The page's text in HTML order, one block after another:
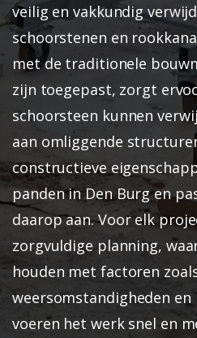
veilig en vakkundig
schoorstenen en
met de traditionele
zijn toegepast, zorgt
schoorsteen kunnen
aan omliggende
constructieve
panden in Den Burg en
daarop aan.Voor elk
zorgvuldige planning,
houden met factoren
weersomstandigheden en
voeren het werk snel en